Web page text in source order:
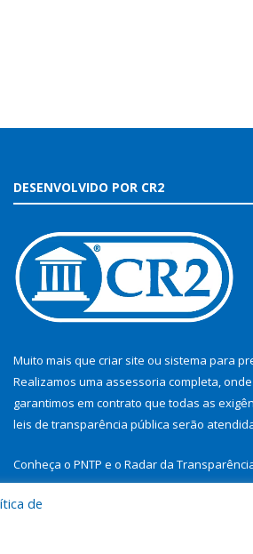
DESENVOLVIDO POR CR2
Muito mais que criar site ou sistema para
Realizamos uma assessoria completa, onde
garantimos em contrato que todas as
leis de transparência pública serão
Conheça o PNTP e o Radar da
de